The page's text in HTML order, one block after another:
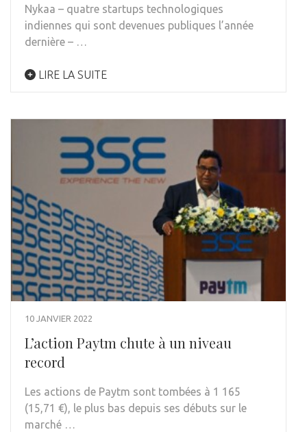
Nykaa – quatre startups technologiques
indiennes qui sont devenues publiques l’année
dernière – …
LIRE LA SUITE
10 JANVIER 2022
L’action Paytm chute à un niveau
record
Les actions de Paytm sont tombées à 1 165
(15,71 €), le plus bas depuis ses débuts sur le
marché …